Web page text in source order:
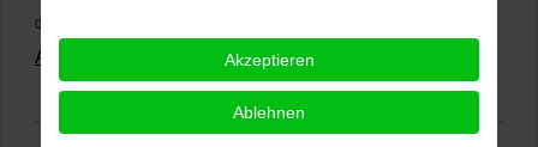
02.01.2026)
Alle Rezensionen ansehen|Bewertung abgeben
Akzeptieren
Ablehnen